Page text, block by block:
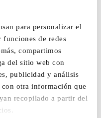
para personalizar el
de redes
compartimos
del sitio web con
publicidad y análisis
otra información que
recopilado a partir del
métalliques de haute
étape du processus —
la production au contrôle
— témoigne de notre
en faveur de la
de la durabilité et
l’excellence technique